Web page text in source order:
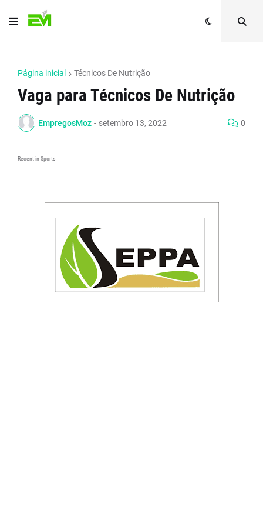
Página inicial Técnicos De Nutrição
Vaga para Técnicos De Nutrição
EmpregosMoz - setembro 13, 2022 0
Recent in Sports